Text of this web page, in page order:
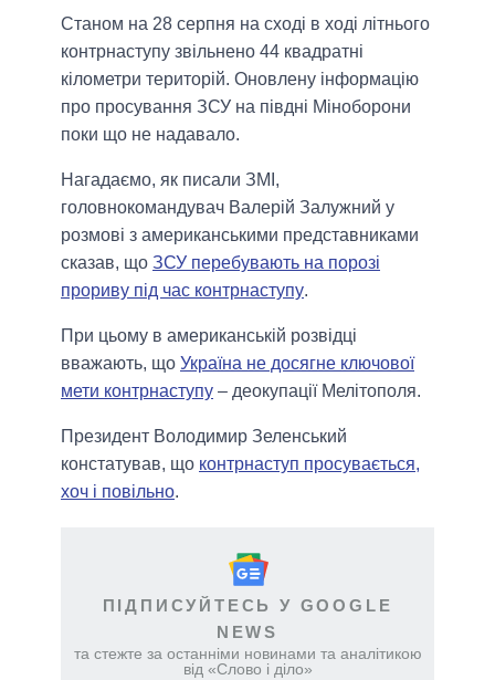
Станом на 28 серпня на сході в ході літнього
контрнаступу звільнено 44 квадратні
кілометри територій. Оновлену інформацію
про просування ЗСУ на півдні Міноборони
поки що не надавало.
Нагадаємо, як писали ЗМІ,
головнокомандувач Валерій Залужний у
розмові з американськими представниками
сказав, що ЗСУ перебувають на порозі
прориву під час контрнаступу.
При цьому в американській розвідці
вважають, що Україна не досягне ключової
мети контрнаступу – деокупації Мелітополя.
Президент Володимир Зеленський
констатував, що контрнаступ просувається,
хоч і повільно.
ПІДПИСУЙТЕСЬ У GOOGLE
NEWS
та стежте за останніми новинами та аналітикою
від «Слово і діло»